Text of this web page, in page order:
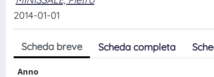
2014-01-01
Scheda breve Scheda completa
Anno